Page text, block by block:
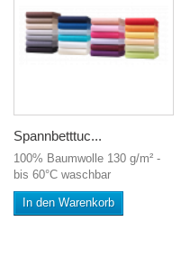
Spannbetttuc...
100% Baumwolle 130 g/m² -
bis 60°C waschbar
In den Warenkorb